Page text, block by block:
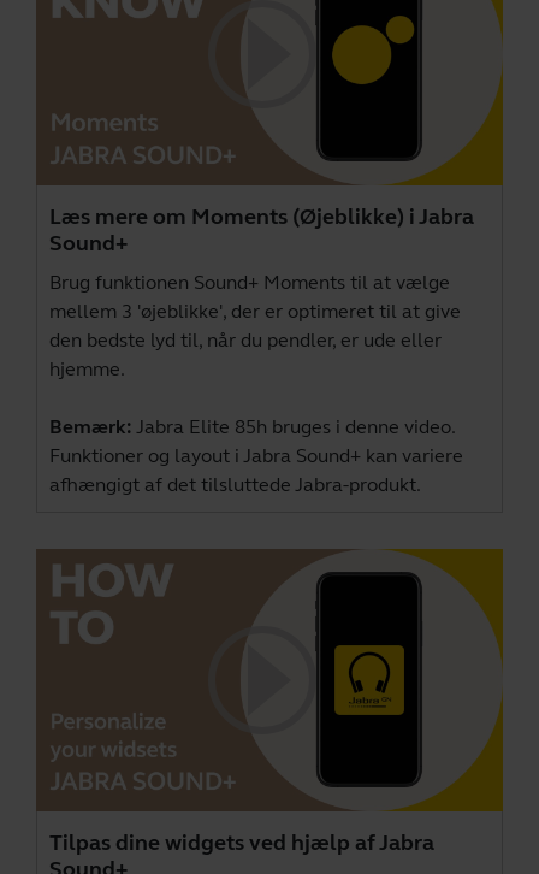
Læs mere om Moments (Øjeblikke) i Jabra
Sound+
Brug funktionen Sound+ Moments til at vælge
mellem 3 'øjeblikke', der er optimeret til at give
den bedste lyd til, når du pendler, er ude eller
hjemme.
Bemærk: Jabra Elite 85h bruges i denne video.
Funktioner og layout i Jabra Sound+ kan variere
afhængigt af det tilsluttede Jabra-produkt.
Tilpas dine widgets ved hjælp af Jabra